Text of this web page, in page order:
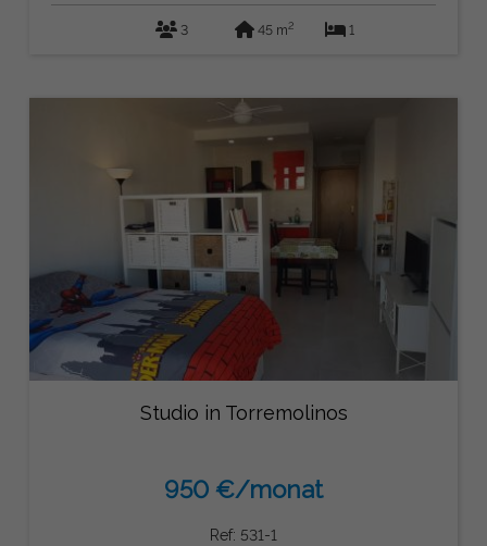
3 45 m2 1
Studio in Torremolinos
950 €/monat
Ref: 531-1